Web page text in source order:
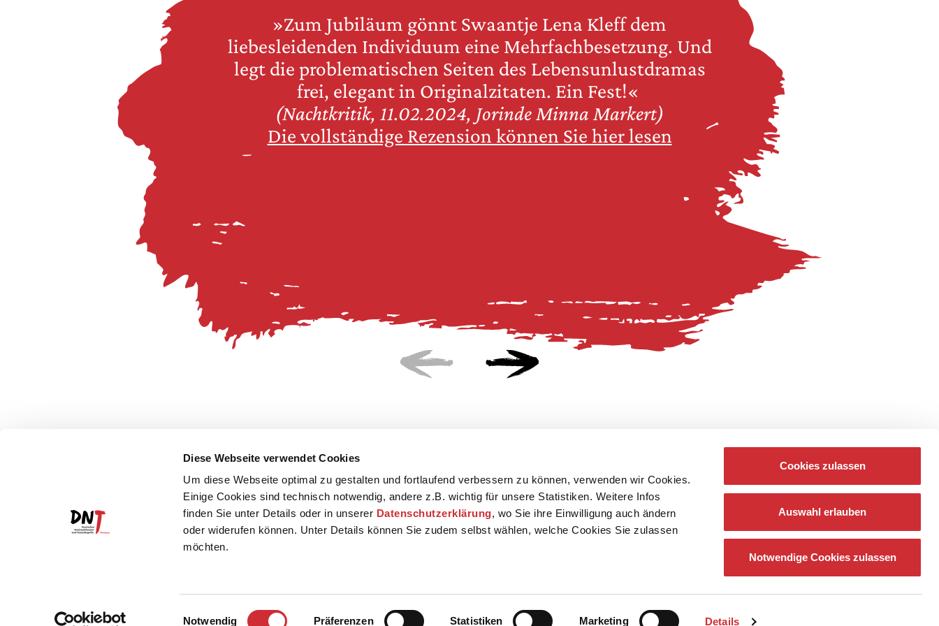
Diese Webseite verwendet Cookies
Um diese Webseite optimal zu gestalten und fortlaufend verbessern zu können, verwenden wir Cookies.
Einige Cookies sind technisch notwendig, andere z.B. wichtig für unsere Statistiken. Weitere Infos
finden Sie unter Details oder in unserer Datenschutzerklärung, wo Sie ihre Einwilligung auch ändern
oder widerufen können. Unter Details können Sie zudem selbst wählen, welche Cookies Sie zulassen
möchten.
Einwilligungsauswahl
Notwendig Präferenzen Statistiken Marketing Details
Cookies zulassen
Auswahl erlauben
Notwendige Cookies zulassen
»Zum Jubiläum gönnt Swaantje Lena Kleff dem
liebesleidenden Individuum eine Mehrfachbesetzung. Und
legt die problematischen Seiten des Lebensunlustdramas
frei, elegant in Originalzitaten. Ein Fest!«
(Nachtkritik, 11.02.2024, Jorinde Minna Markert)
Die vollständige Rezension können Sie hier lesen